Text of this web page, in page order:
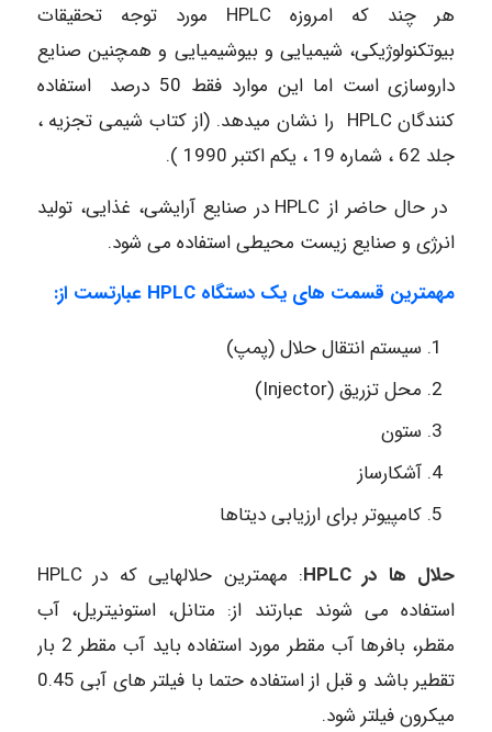
هر چند که امروزه HPLC مورد توجه تحقیقات
بیوتکنولوژیکی، شیمیایی و بیوشیمیایی و همچنین صنایع
داروسازی است اما این موارد فقط 50 درصد استفاده
کنندگان HPLC را نشان میدهد. (از کتاب شیمی تجزیه ،
جلد 62 ، شماره 19 ، یکم اکتبر 1990 ).
در حال حاضر از HPLC در صنایع آرایشی، غذایی، تولید
انرژی و صنایع زیست محیطی استفاده می شود.
مهمترین قسمت های یک دستگاه
عبارتست از:
سیستم انتقال حلال (پمپ)
محل تزریق (Injector)
ستون
آشکارساز
کامپیوتر برای ارزیابی دیتاها
حلال ها در HPLC
: مهمترین حلالهایی که در HPLC
استفاده می شوند عبارتند از: متانل، استونیتریل، آب
مقطر، بافرها آب مقطر مورد استفاده باید آب مقطر 2 بار
تقطیر باشد و قبل از استفاده حتما با فیلتر های آبی 0.45
میکرون فیلتر شود.